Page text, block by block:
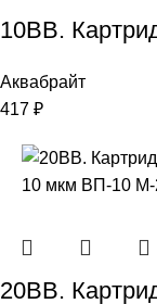
10ВВ.
Аквабрайт
417 ₽
20ВВ.